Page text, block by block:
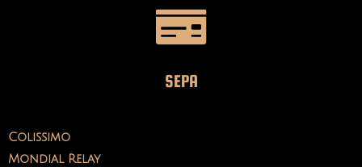
SEPA
Colissimo
Mondial Relay